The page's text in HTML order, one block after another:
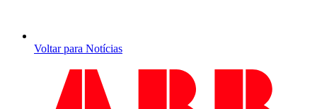
Voltar para Notícias